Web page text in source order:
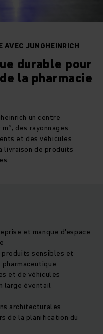
AVEC JUNGHEINRICH
durable pour
la pharmacie
un centre
des rayonnages
et des véhicules
livraison de produits
et manque d'espace
sensibles et
et de véhicules
large éventail
architecturales
de la planification du